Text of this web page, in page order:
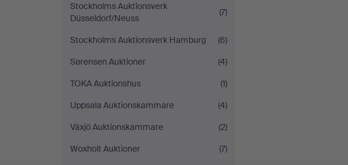
Stockholms Auktionsverk
Düsseldorf/Neuss
(7)
Stockholms Auktionsverk Hamburg
(6)
Sørensen Auktioner
(4)
TOKA Auktionshus
(1)
Uppsala Auktionskammare
(4)
Växjö Auktionskammare
(2)
Woxholt Auktioner
(7)